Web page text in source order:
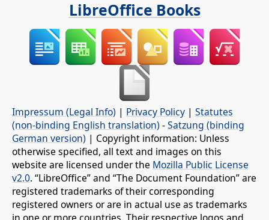
LibreOffice Books
Impressum (Legal Info) | Privacy Policy | Statutes
(non-binding English translation) -Satzung (binding
German version) | Copyright information: Unless
otherwise specified, all text and images on this
website are licensed under the Mozilla Public License
v2.0. “LibreOffice” and “The Document Foundation” are
registered trademarks of their corresponding
registered owners or are in actual use as trademarks